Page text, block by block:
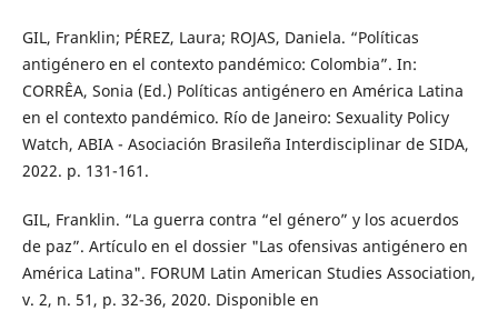
GIL, Franklin; PÉREZ, Laura; ROJAS, Daniela. “Políticas
antigénero en el contexto pandémico: Colombia”. In:
CORRÊA, Sonia (Ed.) Políticas antigénero en América Latina
en el contexto pandémico. Río de Janeiro: Sexuality Policy
Watch, ABIA - Asociación Brasileña Interdisciplinar de SIDA,
2022. p. 131-161.
GIL, Franklin. “La guerra contra “el género” y los acuerdos
de paz”. Artículo en el dossier "Las ofensivas antigénero en
América Latina". FORUM Latin American Studies Association,
v. 2, n. 51, p. 32-36, 2020. Disponible en